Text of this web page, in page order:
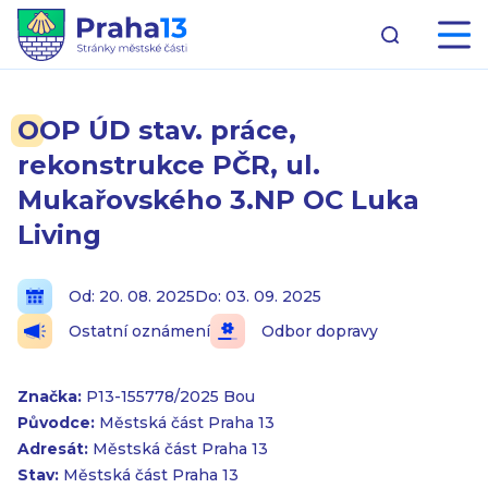
OOP ÚD stav. práce,
rekonstrukce PČR, ul.
Mukařovského 3.NP OC Luka
Living
Od: 20. 08. 2025Do: 03. 09. 2025
Ostatní oznámení
Odbor dopravy
Značka: P13-155778/2025 Bou
Původce: Městská část Praha 13
Adresát: Městská část Praha 13
Stav: Městská část Praha 13